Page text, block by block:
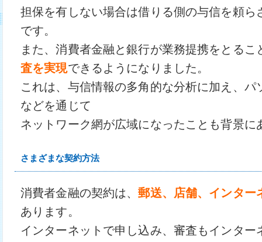
担保を有しない場合は借りる側の与信を頼ら
です。
また、消費者金融と銀行が業務提携をとるこ
査を実現できるようになりました。
これは、与信情報の多角的な分析に加え、パ
などを通じて
ネットワーク網が広域になったことも背景に
さまざまな契約方法
消費者金融の契約は、郵送、店舗、インター
あります。
インターネットで申し込み、審査もインター